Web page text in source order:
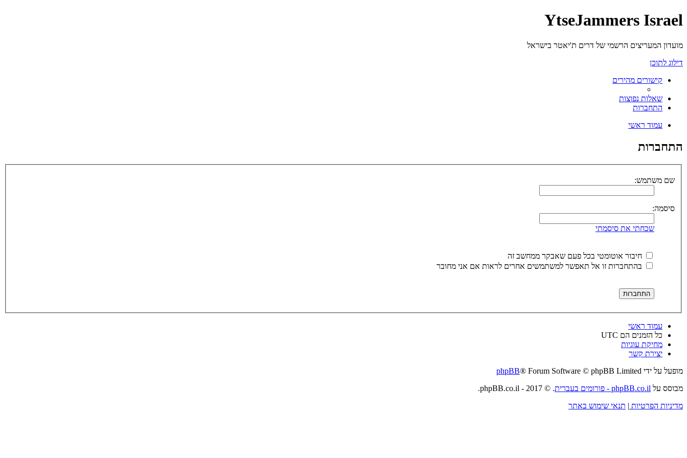
YtseJammers Israel
מועדון המעריצים הרשמי של דרים ת'יאטר בישראל
דילוג לתוכן
קישורים מהירים
שאלות נפוצות
התחברות
עמוד ראשי
התחברות
שם משתמש:
סיסמה:
שכחתי את סיסמתי
חיבור אוטומטי בכל פעם שאבקר ממחשב זה
בהתחברות זו אל תאפשר למשתמשים אחרים לראות אם אני מחובר
עמוד ראשי
כל הזמנים הם UTC
מחיקת עוגיות
יצירת קשר
מופעל על ידי
phpBB® Forum Software © phpBB Limited
מבוסס על phpBB.co.il - פורומים בעברית
. © 2017 - phpBB.co.il.
מדיניות הפרטיות | תנאי שימוש באתר